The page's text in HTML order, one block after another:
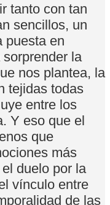
tanto con tan
sencillos, un
puesta en
la
nos plantea, la
tejidas todas
entre los
Y eso que el
que
más
duelo por la
vínculo entre
de las